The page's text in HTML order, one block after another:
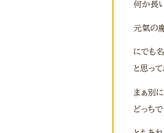
何か長
元氣の
にでも
と思っ
まぁ別に
どっち